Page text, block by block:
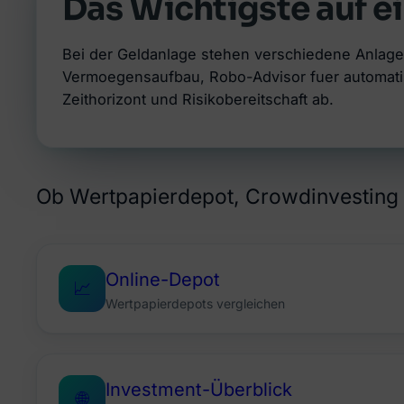
Das Wichtigste auf
Bei der Geldanlage stehen verschiedene
Vermoegensaufbau, Robo-Advisor fuer
Zeithorizont und Risikobereitschaft ab.
Ob Wertpapierdepot,
📈 Online-Depot
Wertpapierdepots vergleichen
🌐 Investment-Überblick